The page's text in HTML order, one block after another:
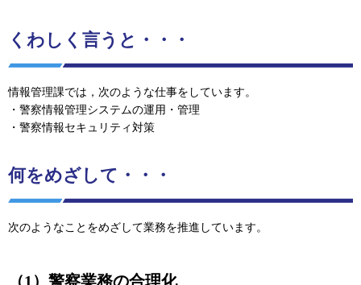
くわしく言うと・・・
情報管理課では，次のような仕事をしています。
・警察情報管理システムの運用・管理
・警察情報セキュリティ対策
何をめざして・・・
次のようなことをめざして業務を推進しています。
（1）警察業務の合理化